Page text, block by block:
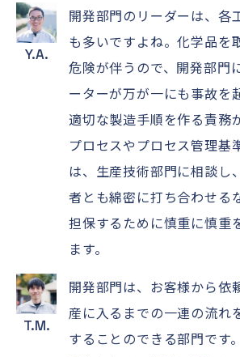
Y.A.
開発部門のリーダーは、各
も多いですよね。化学品を
危険が伴うので、開発部門
ーターが万が一にも事故を
適切な製造手順を作る責務
プロセスやプロセス管理基
は、生産技術部門に相談し
者とも綿密に打ち合わせる
担保するために慎重に慎重
ます。
T.M.
開発部門は、お客様から依
産に入るまでの一連の流れ
することのできる部門です。